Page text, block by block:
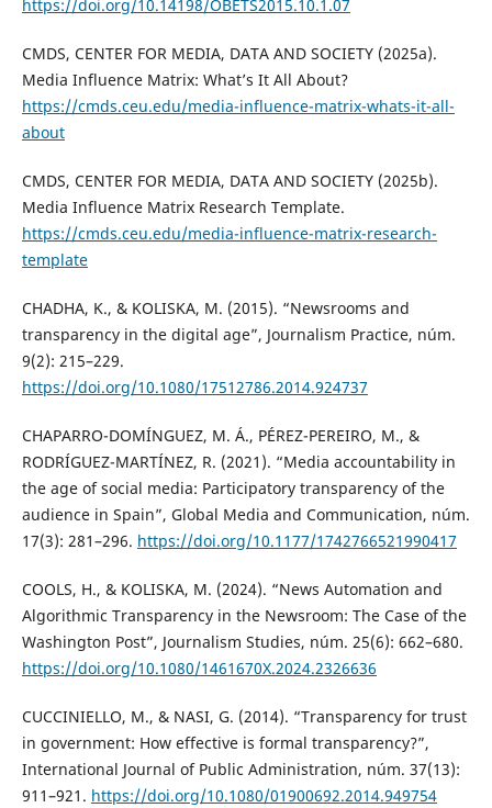
https://doi.org/10.14198/OBETS2015.10.1.07
CMDS, CENTER FOR MEDIA, DATA AND SOCIETY (2025a).
Media Influence Matrix: What’s It All About?
https://cmds.ceu.edu/media-influence-matrix-whats-it-all-
about
CMDS, CENTER FOR MEDIA, DATA AND SOCIETY (2025b).
Media Influence Matrix Research Template.
https://cmds.ceu.edu/media-influence-matrix-research-
template
CHADHA, K., & KOLISKA, M. (2015). “Newsrooms and
transparency in the digital age”, Journalism Practice, núm.
9(2): 215–229.
https://doi.org/10.1080/17512786.2014.924737
CHAPARRO-DOMÍNGUEZ, M. Á., PÉREZ-PEREIRO, M., &
RODRÍGUEZ-MARTÍNEZ, R. (2021). “Media accountability in
the age of social media: Participatory transparency of the
audience in Spain”, Global Media and Communication, núm.
17(3): 281–296. https://doi.org/10.1177/1742766521990417
COOLS, H., & KOLISKA, M. (2024). “News Automation and
Algorithmic Transparency in the Newsroom: The Case of the
Washington Post”, Journalism Studies, núm. 25(6): 662–680.
https://doi.org/10.1080/1461670X.2024.2326636
CUCCINIELLO, M., & NASI, G. (2014). “Transparency for trust
in government: How effective is formal transparency?”,
International Journal of Public Administration, núm. 37(13):
911–921. https://doi.org/10.1080/01900692.2014.949754